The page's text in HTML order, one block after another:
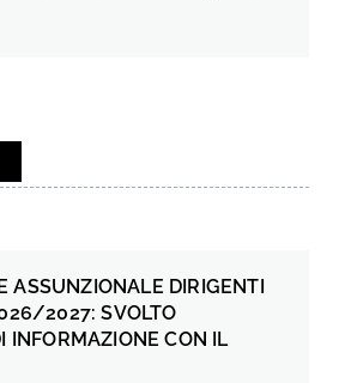
ASSUNZIONALE DIRIGENTI
2027: SVOLTO
INFORMAZIONE CON IL